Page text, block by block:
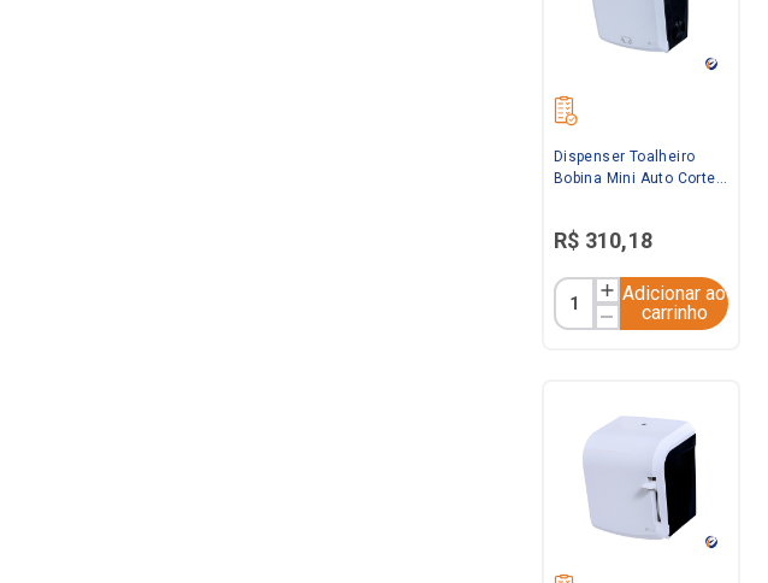
Dispenser Toalheiro
Bobina Mini Auto Corte
R$ 310,18
Adicionar ao
carrinho